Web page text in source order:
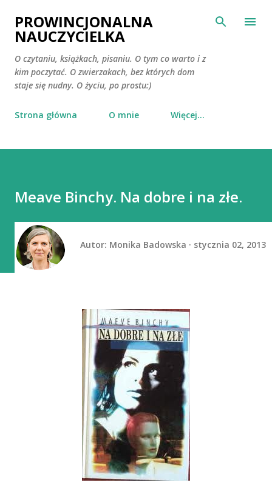
Przejdź do głównej zawartości
PROWINCJONALNA
NAUCZYCIELKA
O czytaniu, książkach, pisaniu. O tym co warto i z
kim poczytać. O zwierzakach, bez których dom
staje się nudny. O życiu, po prostu:)
Strona główna O mnie Więcej…
Meave Binchy. Na dobre i na złe.
Autor: Monika Badowska stycznia 02, 2013